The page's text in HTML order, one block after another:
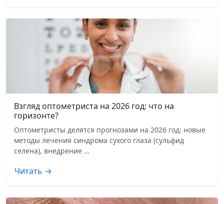
Взгляд оптометриста на 2026 год: что на
горизонте?
Оптометристы делятся прогнозами на 2026 год: новые
методы лечения синдрома сухого глаза (сульфид
селена), внедрение …
Читать →